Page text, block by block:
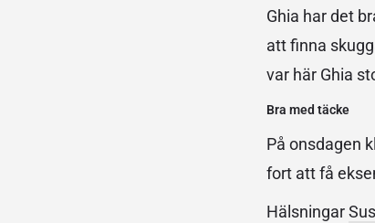
Ghia har det
att finna
var här Ghia
Bra med täcke
På onsdagen
fort att få
Hälsningar